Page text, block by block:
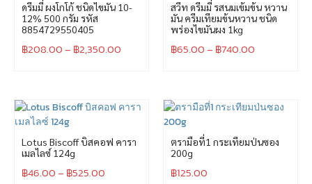
ดรีมมี่ ผงโกโก้ ชนิดไขมัน 10-
12% 500 กรัม รหัส
8854729550405
฿208.00– ฿2,350.00
สวีท ดรีมมี่ รสนมเข้มข้น หวาน
มัน ครีมเทียมข้นหวาน ชนิด
พร่องไขมันผง 1kg
฿65.00– ฿740.00
Lotus Biscoff บิสคอฟ คารา
เมลไลซ์ 124g
฿46.00– ฿525.00
ตรามือที่1 กระเทียมป่นซอง
200g
฿125.00